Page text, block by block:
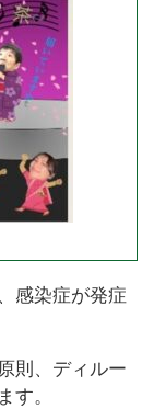
感染症が発症
則、ディルー
。